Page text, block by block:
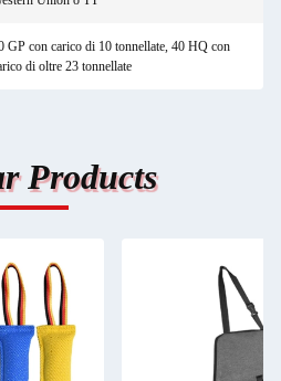
GP con carico di 10 tonnellate, 40 HQ con
di oltre 23 tonnellate
Products